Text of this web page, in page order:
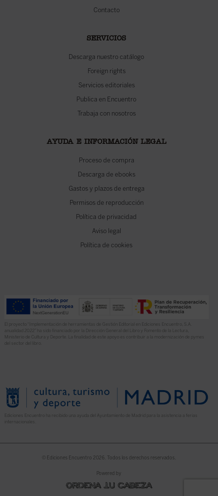
Contacto
SERVICIOS
Descarga nuestro catálogo
Foreign rights
Servicios editoriales
Publica en Encuentro
Trabaja con nosotros
AYUDA E INFORMACIÓN LEGAL
Proceso de compra
Descarga de ebooks
Gastos y plazos de entrega
Permisos de reproducción
Política de privacidad
Aviso legal
Política de cookies
El proyecto “Implementación de herramientas de Gestión Editorial en Ediciones Encuentro, S.A.
anualidad 2022” ha sido financiado por la Dirección General del Libro y Fomento de la Lectura,
Ministerio de Cultura y Deporte. La finalidad de este apoyo es contribuir a la modernización de pymes
del sector del libro.
Ediciones Encuentro ha recibido una ayuda del Ayuntamiento de Madrid para la asistencia a ferias
© Ediciones Encuentro 2026. Todos los derechos reservados.
Powered by